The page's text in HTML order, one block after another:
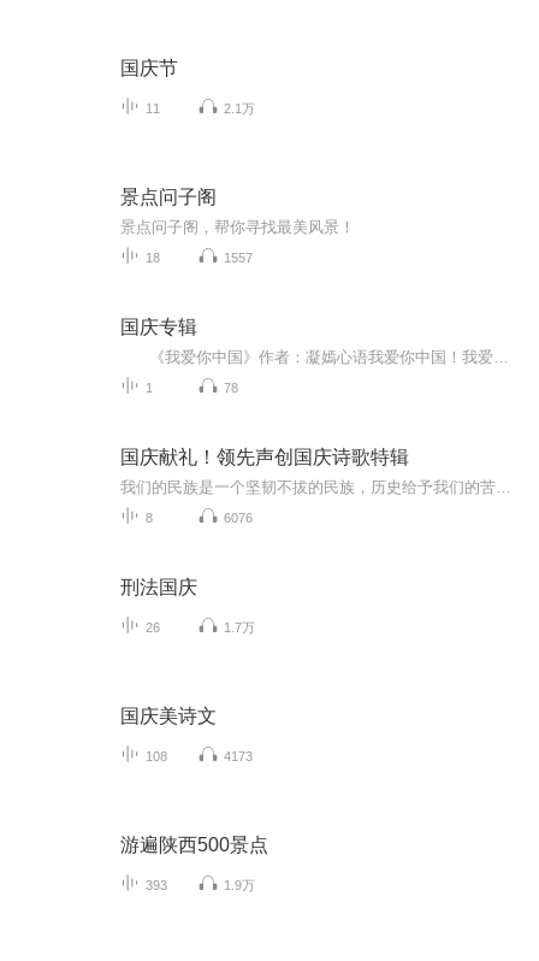
国庆节
11 2.1万
景点问子阁
景点问子阁，帮你寻找最美风景！
18 1557
国庆专辑
1 78
国庆献礼！领先声创国庆诗歌特辑
8 6076
刑法国庆
26 1.7万
国庆美诗文
108 4173
游遍陕西500景点
393 1.9万